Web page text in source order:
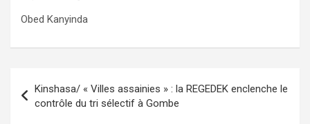
Obed Kanyinda
de
Kinshasa/ « Villes assainies » : la REGEDEK enclenche le
contrôle du tri sélectif à Gombe